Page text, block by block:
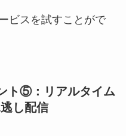
ビスを試すことがで
ト⑤： リアルタイム
し配信